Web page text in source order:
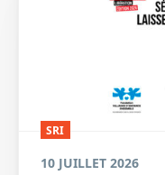
SRI
10 JUILLET 2026